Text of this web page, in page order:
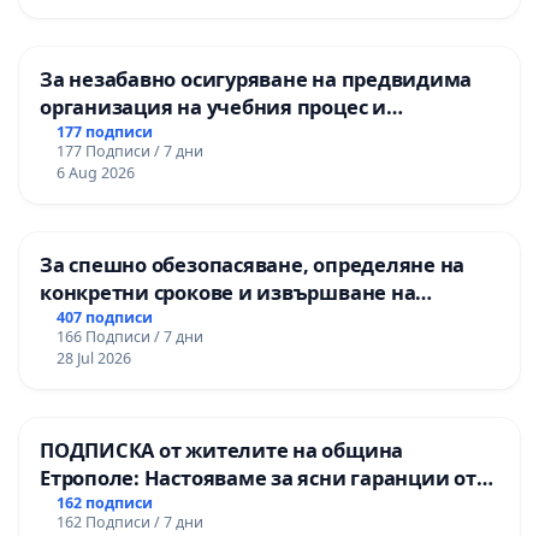
За незабавно осигуряване на предвидима
организация на учебния процес и
гарантиране на правото на равнопоставено
и качествено образование на учениците от
ОУ „Княз Александър I“ и Хуманитарна
177 подписи
177 Подписи / 7 дни
6 Aug 2026
За спешно обезопасяване, определяне на
конкретни срокове и извършване на
цялостна рехабилитация на
републиканския път между пътен възел АМ
„Тракия“ - гр. Ихтиман - с. Мирово - к.к.
407 подписи
166 Подписи / 7 дни
28 Jul 2026
ПОДПИСКА от жителите на община
Етрополе: Настояваме за ясни гаранции от
“Елаците-МЕД” АД и от държавата, че ще се
162 подписи
162 Подписи / 7 дни